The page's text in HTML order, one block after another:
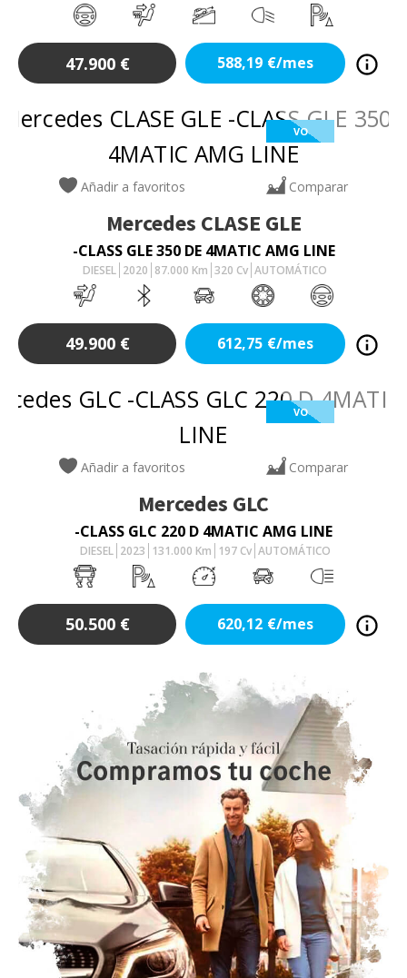
47.900 € 588,19 €/mes
VO
Añadir a favoritos Comparar
Mercedes CLASE GLE
-CLASS GLE 350 DE 4MATIC AMG LINE
DIESEL 2020 87.000 Km 320 Cv AUTOMÁTICO
49.900 € 612,75 €/mes
VO
Añadir a favoritos Comparar
Mercedes GLC
-CLASS GLC 220 D 4MATIC AMG LINE
DIESEL 2023 131.000 Km 197Cv AUTOMÁTICO
50.500 € 620,12 €/mes